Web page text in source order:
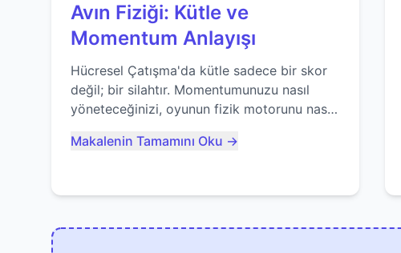
Avın Fiziği: Kütle ve
Momentum Anlayışı
Hücresel Çatışma'da kütle sadece bir skor
değil; bir silahtır. Momentumunuzu nasıl
yöneteceğinizi, oyunun fizik motorunu nasıl
nasıl ustalaşacağınızı öğrenin...
Makalenin Tamamını Oku →